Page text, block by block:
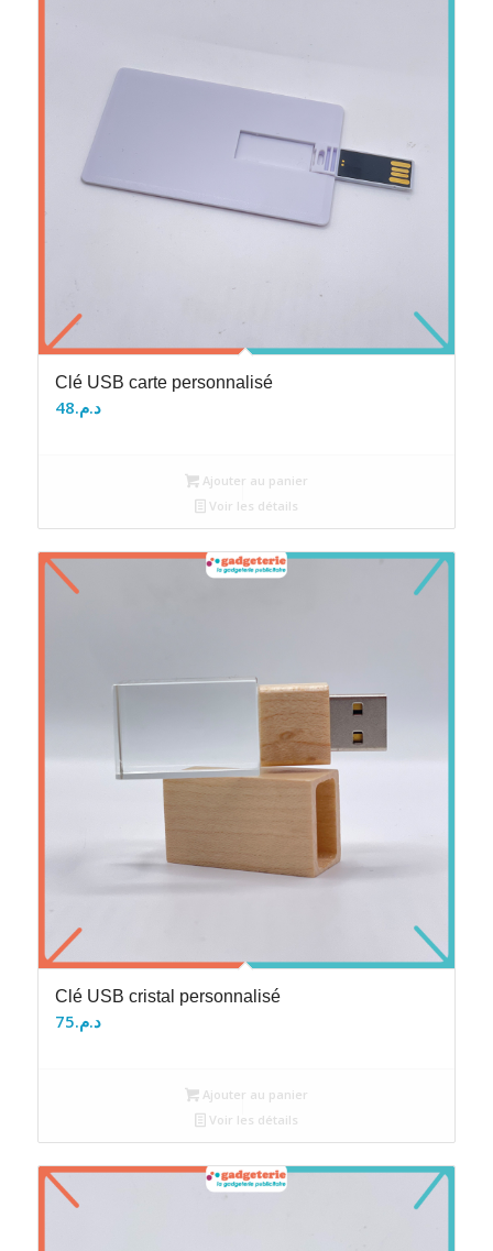
Clé USB carte personnalisé
د.م.48
Ajouter au panier
Voir les détails
Clé USB cristal personnalisé
د.م.75
Ajouter au panier
Voir les détails